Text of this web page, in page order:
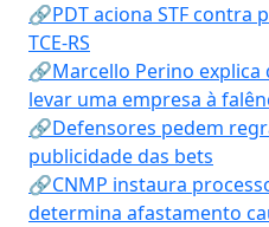
🔗PDT aciona STF contra
TCE-RS
🔗Marcello Perino
levar uma empresa à
🔗Defensores pedem
publicidade das bets
🔗CNMP instaura
determina afastamento